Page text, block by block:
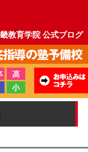
教育学院 公式ブログ